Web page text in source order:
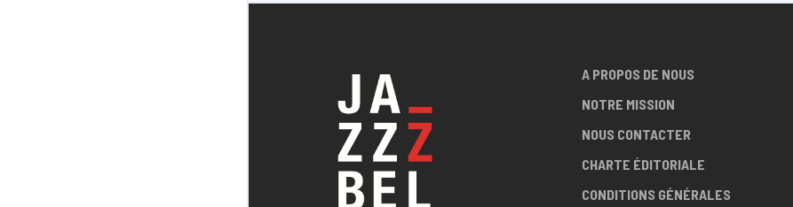
A PROPOS DE NOUS
NOTRE MISSION
NOUS CONTACTER
CHARTE ÉDITORIALE
CONDITIONS GÉNÉRALES